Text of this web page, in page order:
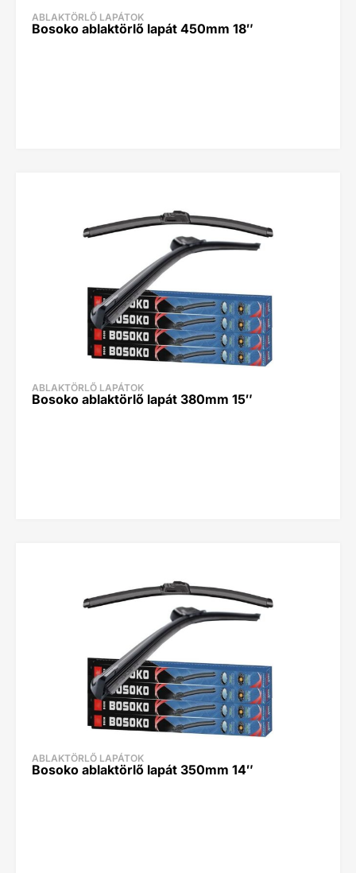
ABLAKTÖRLŐ LAPÁTOK
Bosoko ablaktörlő lapát 450mm 18″
ABLAKTÖRLŐ LAPÁTOK
Bosoko ablaktörlő lapát 380mm 15″
ABLAKTÖRLŐ LAPÁTOK
Bosoko ablaktörlő lapát 350mm 14″